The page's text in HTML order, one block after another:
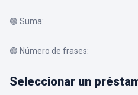
🟢 Suma:
🟢 Número de frases:
Seleccionar un